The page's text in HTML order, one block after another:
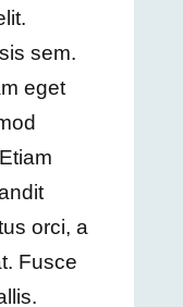
sem.
eget
orci, a
Fusce